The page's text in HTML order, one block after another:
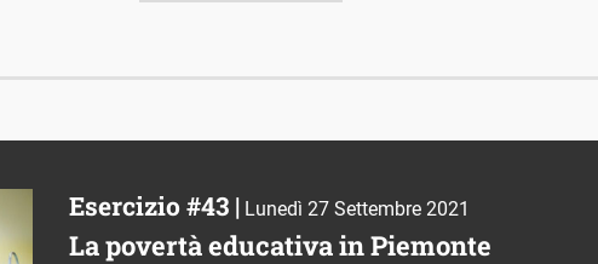
Esercizio #43 | Lunedì 27 Settembre 2021
La povertà educativa in Piemonte